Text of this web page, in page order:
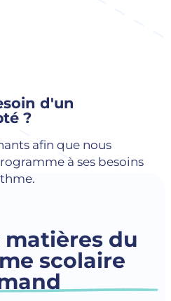
d'un
?
afin que nous
à ses besoins
matières du
scolaire